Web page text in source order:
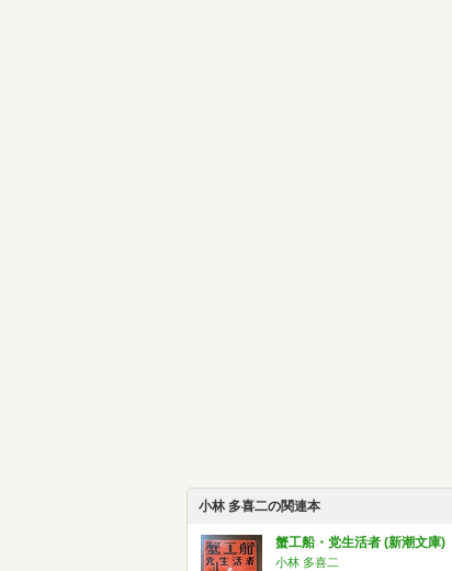
小林 多喜二の関連本
蟹工船・党生活者 (新潮文庫)
小林 多喜二